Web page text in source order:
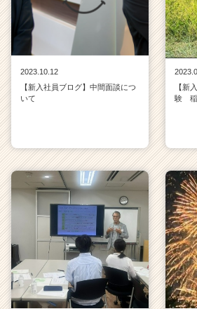
2023.10.12
【新入社員ブログ】中間面談につ
いて
【新
験 稲